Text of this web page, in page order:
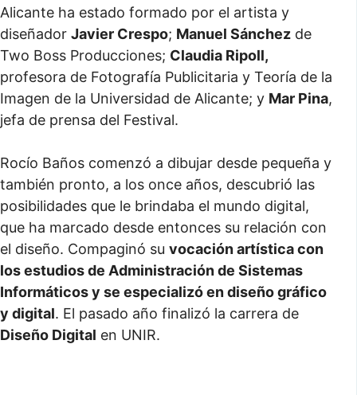
Alicante ha estado formado por el artista y
diseñador Javier Crespo; Manuel Sánchez de
Two Boss Producciones; Claudia Ripoll,
profesora de Fotografía Publicitaria y Teoría de la
Imagen de la Universidad de Alicante; y Mar Pina,
jefa de prensa del Festival.
Rocío Baños comenzó a dibujar desde pequeña y
también pronto, a los once años, descubrió las
posibilidades que le brindaba el mundo digital,
que ha marcado desde entonces su relación con
el diseño. Compaginó su vocación artística con
los estudios de Administración de Sistemas
Informáticos y se especializó en diseño gráfico
y digital. El pasado año finalizó la carrera de
Diseño Digital en UNIR.